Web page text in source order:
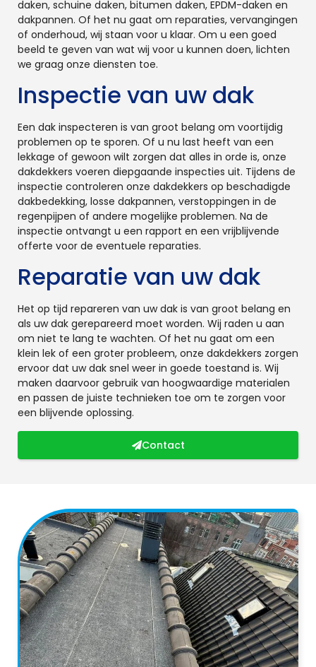
daken, schuine daken, bitumen daken, EPDM-daken en
dakpannen. Of het nu gaat om reparaties, vervangingen
of onderhoud, wij staan voor u klaar. Om u een goed
beeld te geven van wat wij voor u kunnen doen, lichten
we graag onze diensten toe.
Inspectie van uw dak
Een dak inspecteren is van groot belang om voortijdig
problemen op te sporen. Of u nu last heeft van een
lekkage of gewoon wilt zorgen dat alles in orde is, onze
dakdekkers voeren diepgaande inspecties uit. Tijdens de
inspectie controleren onze dakdekkers op beschadigde
dakbedekking, losse dakpannen, verstoppingen in de
regenpijpen of andere mogelijke problemen. Na de
inspectie ontvangt u een rapport en een vrijblijvende
offerte voor de eventuele reparaties.
Reparatie van uw dak
Het op tijd repareren van uw dak is van groot belang en
als uw dak gerepareerd moet worden. Wij raden u aan
om niet te lang te wachten. Of het nu gaat om een
klein lek of een groter probleem, onze dakdekkers zorgen
ervoor dat uw dak snel weer in goede toestand is. Wij
maken daarvoor gebruik van hoogwaardige materialen
en passen de juiste technieken toe om te zorgen voor
een blijvende oplossing.
Contact